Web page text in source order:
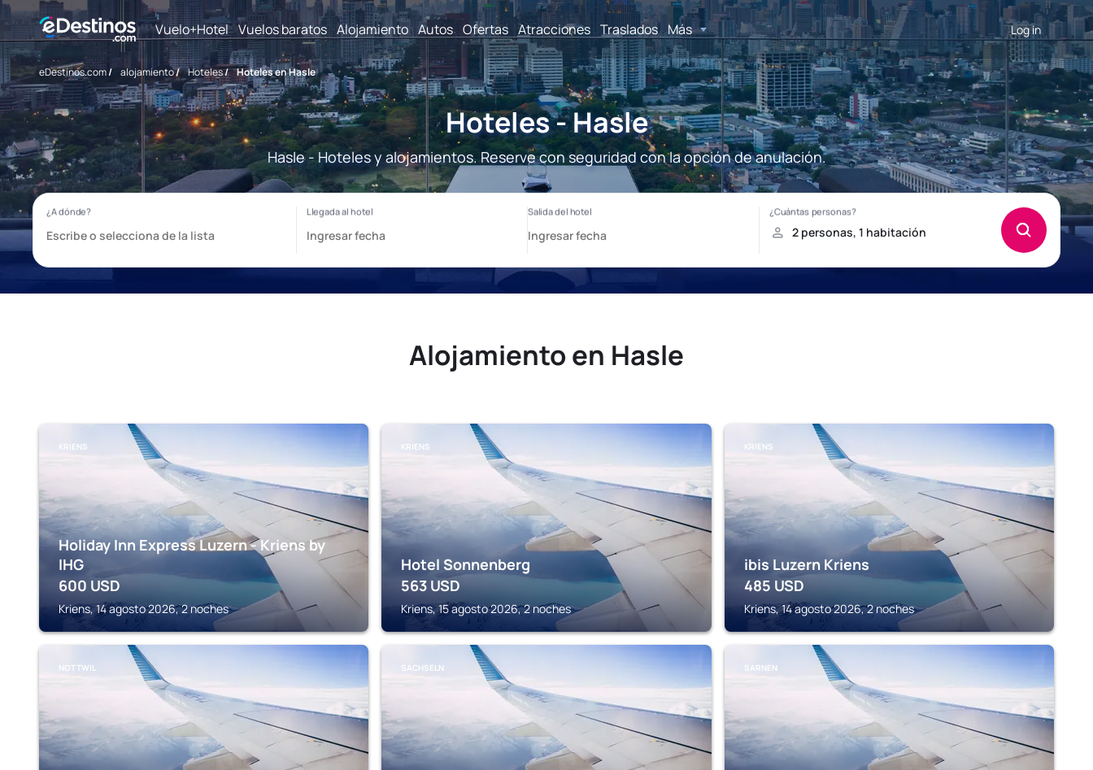
Vuelo+Hotel Vuelos baratos Alojamiento Autos Ofertas Atracciones Traslados Más Log in
eDestinos.com/ alojamiento/ Hoteles/ Hoteles en Hasle
Hoteles - Hasle
Hasle - Hoteles y alojamientos. Reserve con seguridad con la opción de anulación.
Alojamiento en Hasle
KRIENS
Holiday Inn Express Luzern - Kriens by
IHG
600 USD
Kriens, 14 agosto 2026, 2 noches
KRIENS
Hotel Sonnenberg
563 USD
Kriens, 15 agosto 2026, 2 noches
KRIENS
ibis Luzern Kriens
485 USD
Kriens, 14 agosto 2026, 2 noches
NOTTWIL SACHSELN SARNEN